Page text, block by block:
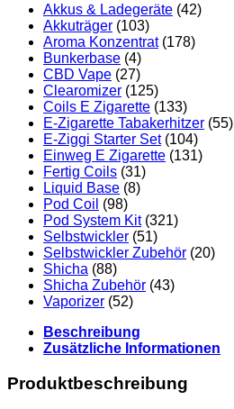
Akkus & Ladegeräte (42)
Akkuträger (103)
Aroma Konzentrat (178)
Bunkerbase (4)
CBD Vape (27)
Clearomizer (125)
Coils E Zigarette (133)
E-Zigarette Tabakerhitzer (55)
E-Ziggi Starter Set (104)
Einweg E Zigarette (131)
Fertig Coils (31)
Liquid Base (8)
Pod Coil (98)
Pod System Kit (321)
Selbstwickler (51)
Selbstwickler Zubehör (20)
Shicha (88)
Shicha Zubehör (43)
Vaporizer (52)
Beschreibung
Zusätzliche Informationen
Produktbeschreibung